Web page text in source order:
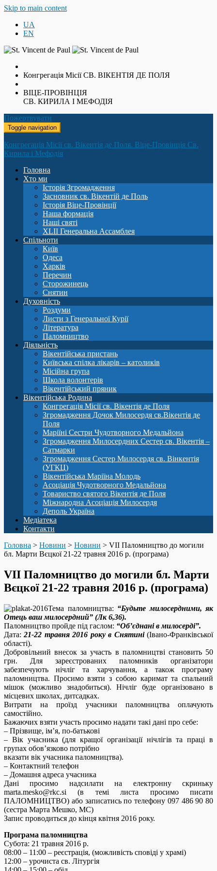
Skip to main content
UA
EN
Конгрегація МісіїСВ. ВІКЕНТІЯ ДЕ ПОЛЯ
ВІЦЕ-ПРОВІНЦІЯ
СВ. КИРИЛА І МЕФОДІЯ
Пожертвувати
Toggle navigation
Конгрегація Місії св. Вікентія де Поля. Віце-Провінція Св.
Кирила і Мефодія
Головна
Хто ми
Історія Згромадження
Засновник св. Вікентій де Поль
Історія Віце-Провінції
Наша формація
Наші святі
XLII Генеральна Ассамблея
Спільноти
Київ
Одеса
Харків
Перечин
Сторожинець
Снятин
Духовність
Роздуми
Листи з Генеральної Курії
Література
Паломництво
Діяльність
Вікентійська пристань
Київська спілка лікарів – католиків
Місійна група
Школа волонтерів
Вікентійський пряник
Вікентійська Родина
Конгрегація Місії св. Вікентія де Поля
Згромадження Дочок Милосердя св.Вікентія де
Поля
Маріїні Сестри Чудотворного Медальйона
Згромадження Милосердних Сестер св. Вікентія –
Сатмарки
Згромадження Сестер Милосердя св. Вінкентія
(УГКЦ)
Вікентійська Маріїна Молодь
Асоціація Чудотворного Медальйона
Товариство святого Вікентія де Поля
Міжнародна Асоціація Милосердя
Деполь Україна
Медіатека
Контакти
Головна > Новини > Новини > VII Паломництво до могили
бл. Марти Вєцкої 21-22 травня 2016 р. (програма)
VII Паломництво до могили бл. Марти
Вєцкої 21-22 травня 2016 р. (програма)
Тема паломництва: “Будьте милосердними, як
Отець ваш милосердний” (Лк 6,36).
Паломництво пройде під гаслом: “Об’єднані в милосерді”.
Дата: 21-22 травня 2016 року в Снятині(Івано-Франківської
області).
Добровільний внесок за участь в паломництві становить 50
грн. Для зареєстрованих паломників організатори
забезпечують нічліг та харчування, а також програму
паломництва. Просимо взяти з собою каримат та спальний
мішок (можливо знадобиться). Нічліг буде організовано в
місцевих школах, дитсадках.
Витрати на проїзд учасники паломництва оплачують
самостійно.
Бажаючих взяти участь просимо надати такі дані про себе:
– Прізвище, ім’я, по-батькові
– Вік учасника (для кращої організації нічлігів та праці в
групах обов’язково потрібно
вказати вік учасника паломництва).
– Контактний телефон
– Домашня адреса учасника
Дані просимо надсилати на електронну скриньку
marta.mesko@rkc.si (в темі листа просимо писати
ПАЛОМНИЦТВО) або записатись по телефону 097 486 90 80
(сестра Марта Мешко, МС)
Запис проводиться до кінця квітня 2016 року.
Програма паломництва
Субота: 21 травня 2016 р.
08:00 – 11:00 – реєстрація, (можливість сповіді у храмі)
12:00 – урочиста св. Літургія